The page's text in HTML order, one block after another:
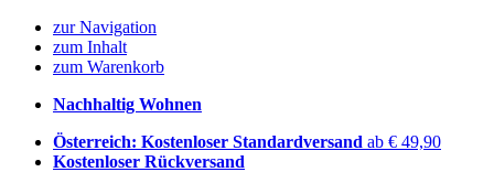
zur Navigation
zum Inhalt
zum Warenkorb
Nachhaltig Wohnen
Österreich: Kostenloser Standardversand ab € 49,90
Kostenloser Rückversand